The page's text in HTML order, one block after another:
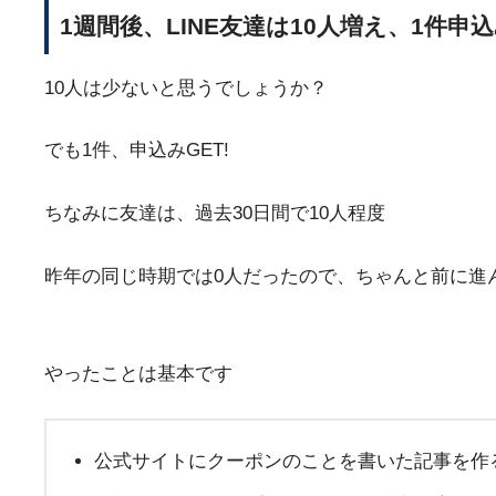
1週間後、LINE友達は10人増え、1件申
10人は少ないと思うでしょうか？
でも1件、申込みGET!
ちなみに友達は、過去30日間で10人程度
昨年の同じ時期では0人だったので、ちゃんと前に進
やったことは基本です
公式サイトにクーポンのことを書いた記事を作